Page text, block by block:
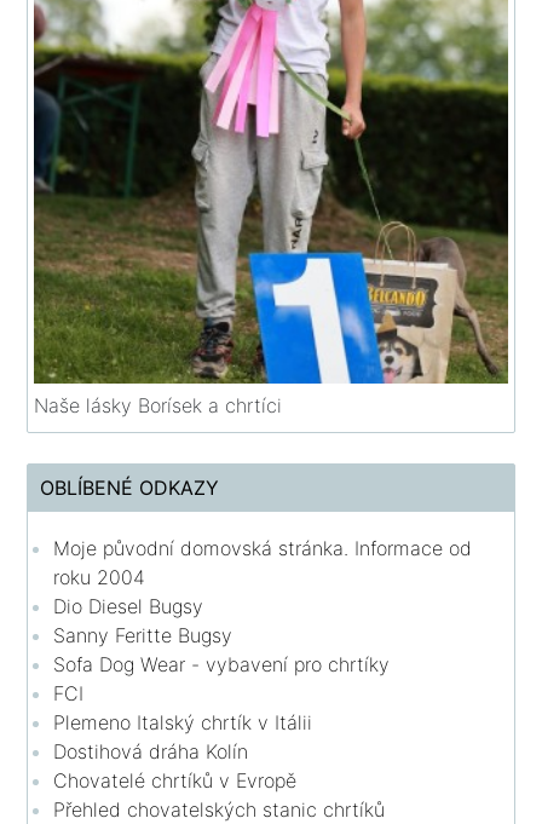
Naše lásky Borísek a chrtíci
OBLÍBENÉ ODKAZY
Moje původní domovská stránka. Informace od
roku 2004
Dio Diesel Bugsy
Sanny Feritte Bugsy
Sofa Dog Wear - vybavení pro chrtíky
FCI
Plemeno Italský chrtík v Itálii
Dostihová dráha Kolín
Chovatelé chrtíků v Evropě
Přehled chovatelských stanic chrtíků